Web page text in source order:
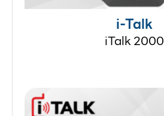
i-Talk
iTalk 2000